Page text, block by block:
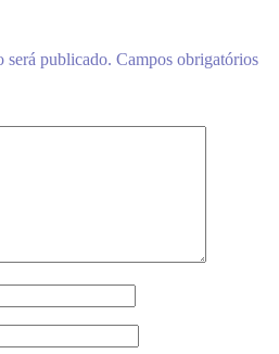
será publicado. Campos obrigatórios